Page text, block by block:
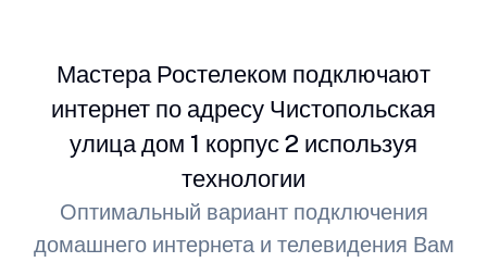
Мастера Ростелеком подключают
интернет по адресу Чистопольская
улица дом 1 корпус 2 используя
технологии
Оптимальный вариант подключения
домашнего интернета и телевидения Вам